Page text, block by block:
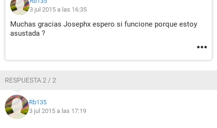
3 jul 2015 a las 16:35
Muchas gracias Josephx espero si funcione porque estoy
asustada ?
RESPUESTA 2 / 2
Rb135
3 jul 2015 a las 17:19